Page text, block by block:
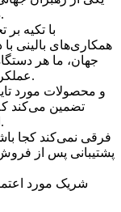
در دستگاه‌های اندولیزر و زیبایی پزشکی است.
با تکیه
همکاری‌های بالینی
جهان، ما هر
عملکرد شهودی و نتایج درمانی استثنایی را ارائه دهد.
استانداردهای پزشکی بین‌المللی مطابقت دارد.
فرقی نمی‌کند کجا
پشتیبانی پس از